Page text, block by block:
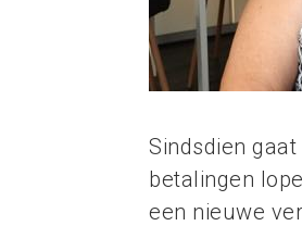
Sindsdien
betalingen
een nieuwe